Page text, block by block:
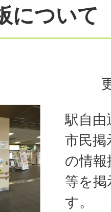
について
駅自由
市民掲
の情
等を
す。